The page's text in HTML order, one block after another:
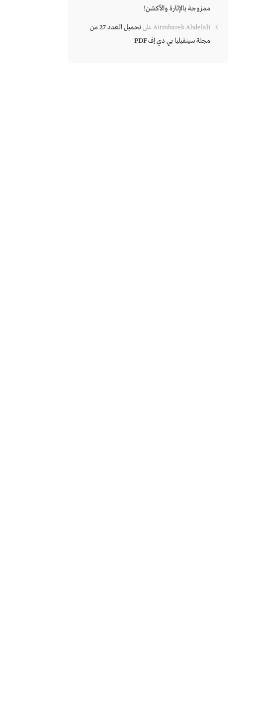
ممزوجة بالإثارة والأكشن!
Aitmbarek Abdelali على
تحميل العدد 27 من
مجلة سينفيليا بي دي إف PDF